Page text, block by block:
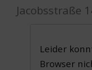
Jacobsstraße
Leider
Browser